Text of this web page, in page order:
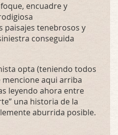
encuadre y
paisajes tenebrosos y
conseguida
opta (teniendo todos
aqui arriba
leyendo ahora entre
una historia de la
aburrida posible.